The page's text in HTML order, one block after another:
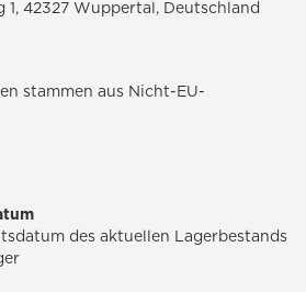
1, 42327 Wuppertal, Deutschland
stammen aus Nicht-EU-
des aktuellen Lagerbestands